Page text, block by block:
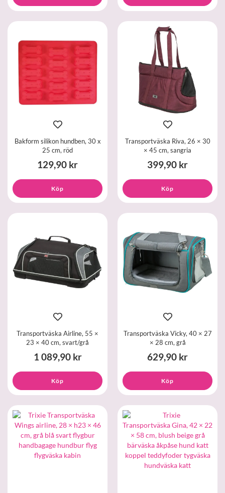
Bakform silikon hundben, 30 x
25 cm, röd
129,90 kr
Köp
Transportväska Riva, 26 × 30
× 45 cm, sangria
399,90 kr
Köp
Transportväska Airline, 55 ×
23 × 40 cm, svart/grå
1 089,90 kr
Köp
Transportväska Vicky, 40 × 27
× 28 cm, grå
629,90 kr
Köp